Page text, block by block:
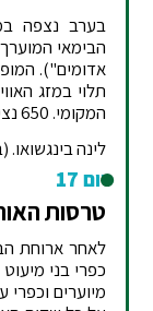
הבימאי המוערך
אדומים").
תלוי במזג
המקומי. 650 נציבים, רקדנים וזמרים לוקחים חלק במופע .
לינה
יום 17
טרסות
לאחר ארוחת
כפרי בני
מיוערים